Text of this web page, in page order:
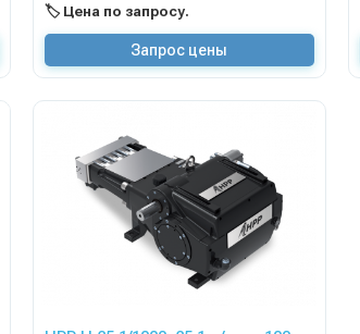
🏷️ Цена по запросу.
Запрос цены